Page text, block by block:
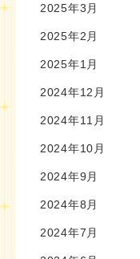
2025年3月
2025年2月
2025年1月
2024年12月
2024年11月
2024年10月
2024年9月
2024年8月
2024年7月